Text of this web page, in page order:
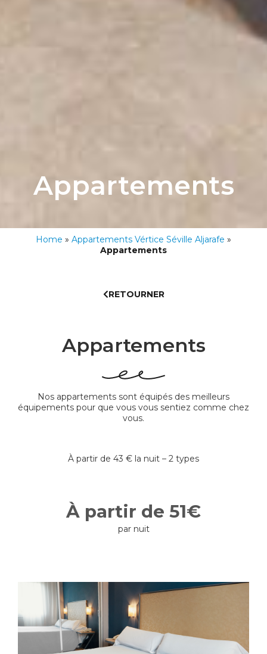
Appartements
Home » Appartements Vértice Séville Aljarafe »
Appartements
RETOURNER
Appartements
Nos appartements sont équipés des meilleurs
équipements pour que vous vous sentiez comme chez
vous.
À partir de 43 € la nuit – 2 types
À partir de 51€
par nuit